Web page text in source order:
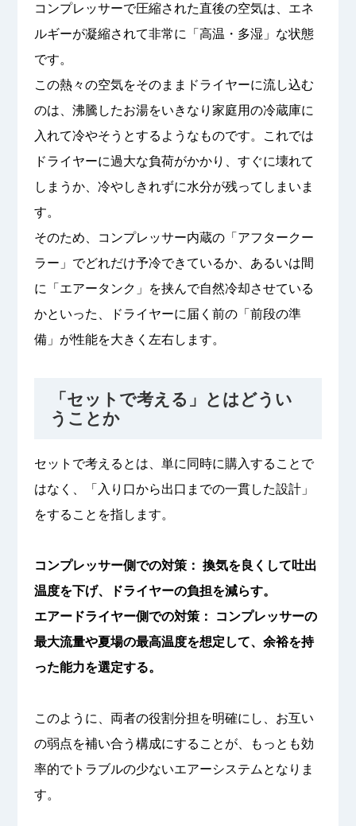
コンプレッサーで圧縮された直後の空気は、エネ
ルギーが凝縮されて非常に「高温・多湿」な状態
です。
この熱々の空気をそのままドライヤーに流し込む
のは、沸騰したお湯をいきなり家庭用の冷蔵庫に
入れて冷やそうとするようなものです。これでは
ドライヤーに過大な負荷がかかり、すぐに壊れて
しまうか、冷やしきれずに水分が残ってしまいま
す。
そのため、コンプレッサー内蔵の「アフタークー
ラー」でどれだけ予冷できているか、あるいは間
に「エアータンク」を挟んで自然冷却させている
かといった、ドライヤーに届く前の「前段の準
備」が性能を大きく左右します。
「セットで考える」とはどうい
うことか
セットで考えるとは、単に同時に購入することで
はなく、「入り口から出口までの一貫した設計」
をすることを指します。
コンプレッサー側での対策： 換気を良くして吐出
温度を下げ、ドライヤーの負担を減らす。
エアードライヤー側での対策： コンプレッサーの
最大流量や夏場の最高温度を想定して、余裕を持
った能力を選定する。
このように、両者の役割分担を明確にし、お互い
の弱点を補い合う構成にすることが、もっとも効
率的でトラブルの少ないエアーシステムとなりま
す。